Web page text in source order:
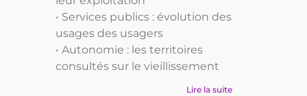
• Services publics : évolution des
usages des usagers
• Autonomie : les territoires
consultés sur le vieillissement
Lire la suite